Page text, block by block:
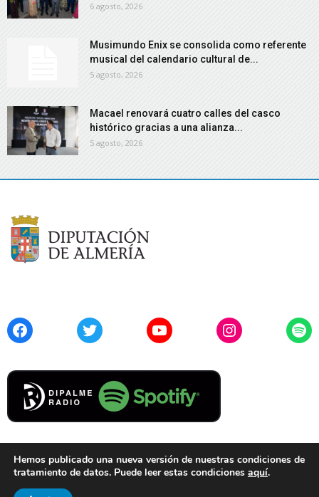
6 agosto, 2026
Musimundo Enix se consolida como referente
musical del calendario cultural de...
5 agosto, 2026
Macael renovará cuatro calles del casco
histórico gracias a una alianza...
5 agosto, 2026
FacebookTwitter YouTubeInstagram
Cookies
Hemos publicado una nueva versión de nuestras condiciones de
tratamiento de datos. Puede leer estas condiciones aquí.